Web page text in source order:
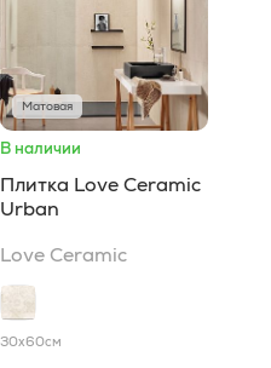
Матовая
В наличии
Плитка Love Ceramic
Urban
Love Ceramic
30x60см